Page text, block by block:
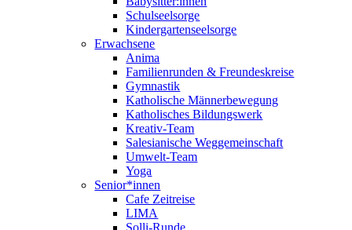
Schulseelsorge
Kindergartenseelsorge
Erwachsene
Anima
Familienrunden & Freundeskreise
Gymnastik
Katholische Männerbewegung
Katholisches Bildungswerk
Kreativ-Team
Salesianische Weggemeinschaft
Umwelt-Team
Yoga
Senior*innen
Cafe Zeitreise
LIMA
Solli-Runde